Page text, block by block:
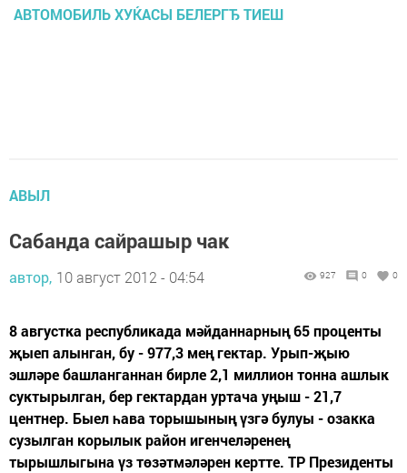
АВТОМОБИЛЬ ХУЌАСЫ БЕЛЕРГЂ ТИЕШ
АВЫЛ
Сабанда сайрашыр чак
автор, 10 август 2012 - 04:54 927 0 0
8 августка республикада мәйданнарның 65 проценты
җыеп алынган, бу - 977,3 мең гектар. Урып-җыю
эшләре башланганнан бирле 2,1 миллион тонна ашлык
суктырылган, бер гектардан уртача уңыш - 21,7
центнер. Быел һава торышының үзгә булуы - озакка
сузылган корылык район игенчеләренең
тырышлыгына үз төзәтмәләрен кертте. ТР Президенты